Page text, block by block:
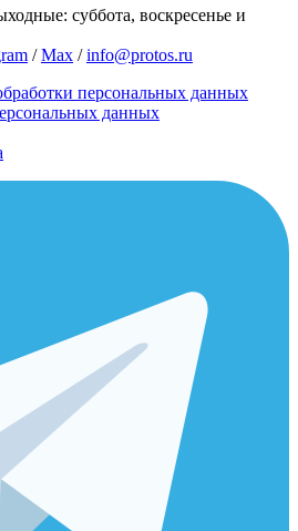
суббота, воскресенье и
/Max /info@protos.ru
персональных данных
данных